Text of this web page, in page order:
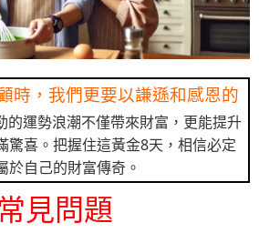
時，我們更要以謙遜和感恩的
的運勢浪潮不僅帶來財富，更能提升
驚喜。把握住這黃金8天，相信必定
於自己的財富傳奇。
見問題